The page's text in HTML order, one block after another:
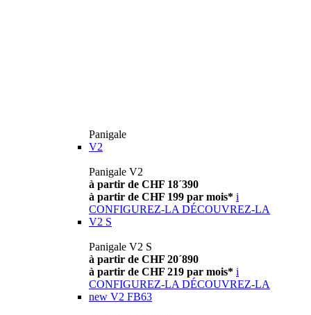
Panigale
V2
Panigale V2
à partir de CHF 18´390
à partir de CHF 199 par mois* i
CONFIGUREZ-LA DÉCOUVREZ-LA
V2 S
Panigale V2 S
à partir de CHF 20´890
à partir de CHF 219 par mois* i
CONFIGUREZ-LA DÉCOUVREZ-LA
new V2 FB63